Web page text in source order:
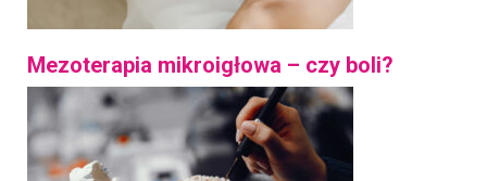
Mezoterapia mikroigłowa – czy boli?